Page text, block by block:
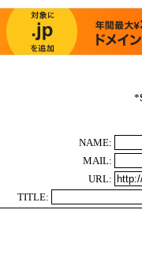
*
NAME:
MAIL:
URL:
TITLE: